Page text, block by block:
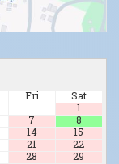
Fri
Sat
1
7
8
14
15
21
22
28
29